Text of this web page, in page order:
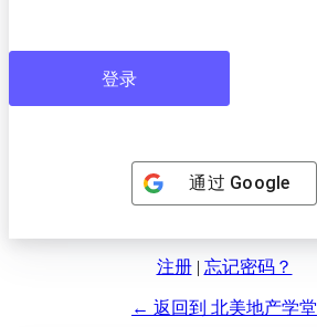
通过 Google
注册| 忘记密码？
← 返回到 北美地产学堂